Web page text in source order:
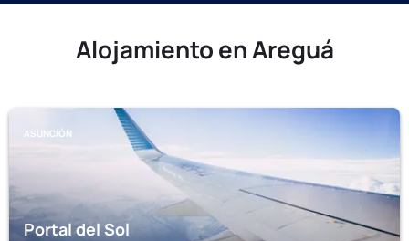
Alojamiento en Areguá
ASUNCIÓN
Portal del Sol